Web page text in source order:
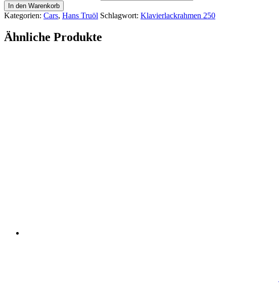
In den Warenkorb
Kategorien: Cars, Hans Truöl Schlagwort: Klavierlackrahmen 250
Ähnliche Produkte